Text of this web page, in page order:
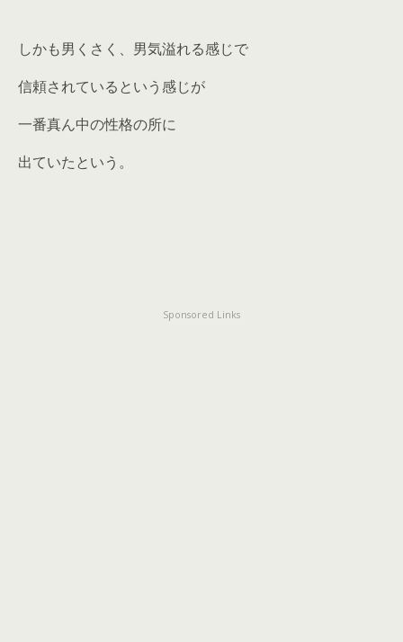
しかも男くさく、男気溢れる感じで
信頼されているという感じが
一番真ん中の性格の所に
出ていたという。
Sponsored Links